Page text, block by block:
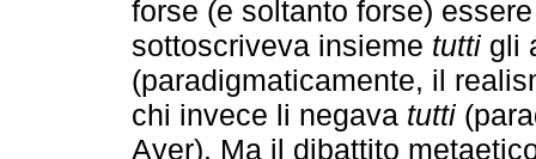
forse (e soltanto forse)
sottoscriveva insieme tutti gli
(paradigmaticamente, il
chi invece li negava tutti
Ayer). Ma il dibattito